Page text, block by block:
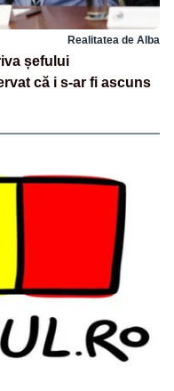
Realitatea de Alba
șefului
că i s-ar fi ascuns